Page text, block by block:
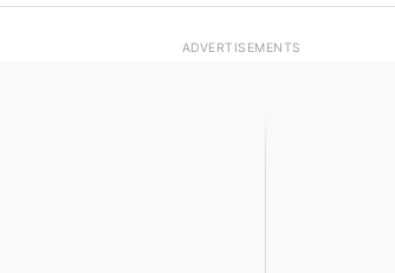
ADVERTISEMENTS